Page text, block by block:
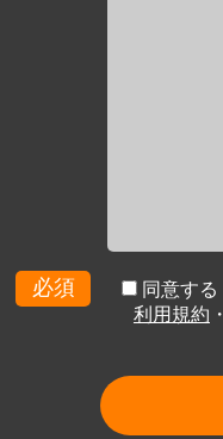
必須
同意する
利用規約 ・